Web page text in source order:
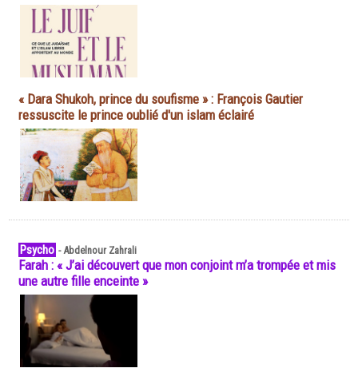
« Dara Shukoh, prince du soufisme » : François Gautier
ressuscite le prince oublié d'un islam éclairé
Psycho -Abdelnour Zahrali
Farah : « J’ai découvert que mon conjoint m’a trompée et mis
une autre fille enceinte »